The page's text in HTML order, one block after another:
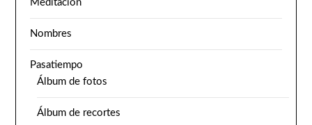
Meditación
Nombres
Pasatiempo
Álbum de fotos
Álbum de recortes